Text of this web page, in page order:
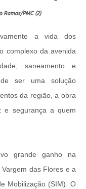
Ramos/PMC (2)
a vida dos
complexo da avenida
saneamento e
de ser uma solução
da região, a obra
e segurança a quem
grande ganho na
das Flores e a
Mobilização (SIM). O